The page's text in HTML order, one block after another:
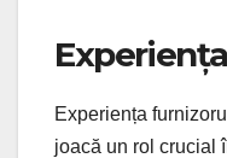
Experiența
joacă un rol crucial